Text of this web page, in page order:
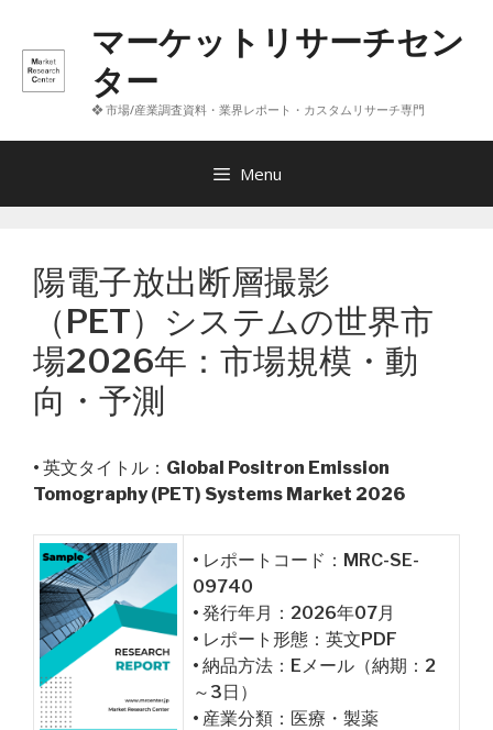
へ
マーケットリサーチセン
ター
❖ 市場/産業調査資料・業界レポート・カスタムリサーチ専門
Menu
陽電子放出断層撮影
（PET）システムの世界市
場2026年：市場規模・動
向・予測
• 英文タイトル： Global Positron Emission
Tomography (PET) Systems Market 2026
• レポートコード：MRC-SE-
09740
• 発行年月：2026年07月
• レポート形態：英文PDF
• 納品方法：Eメール（納期：2
～3日）
• 産業分類：医療・製薬